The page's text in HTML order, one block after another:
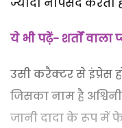
ये भी पढ़ें- शर्तों वाला
उसी करैक्टर से इंप्रेस
जिसका नाम है
जानी दादा के रूप में